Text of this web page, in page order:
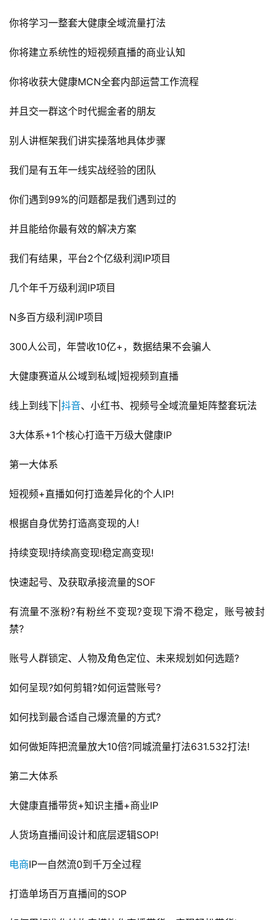
你将学习一整套大健康全域流量打法
你将建立系统性的短视频直播的商业认知
你将收获大健康MCN全套内部运营工作流程
并且交一群这个时代掘金者的朋友
别人讲框架我们讲实操落地具体步骤
我们是有五年一线实战经验的团队
你们遇到99%的问题都是我们遇到过的
并且能给你最有效的解决方案
我们有结果，平台2个亿级利润IP项目
几个年千万级利润IP项目
N多百方级利润IP项目
300人公司，年营收10亿+，数据结果不会骗人
大健康赛道从公域到私域|短视频到直播
线上到线下| 抖音、小红书、视频号全域流量矩阵整套玩法
3大体系+1个核心打造干万级大健康IP
第一大体系
短视频+直播如何打造差异化的个人IP!
根据自身优势打造高变现的人!
持续变现!持续高变现!稳定高变现!
快速起号、及获取承接流量的SOF
有流量不涨粉?有粉丝不变现?变现下滑不稳定，账号被封
禁?
账号人群锁定、人物及角色定位、未来规划如何选题?
如何呈现?如何剪辑?如何运营账号?
如何找到最合适自己爆流量的方式?
如何做矩阵把流量放大10倍?同城流量打法631.532打法!
第二大体系
大健康直播带货+知识主播+商业IP
人货场直播间设计和底层逻辑SOP!
电商IP一自然流0到千万全过程
打造单场百万直播间的SOP